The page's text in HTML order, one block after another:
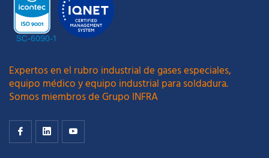
Expertos en el rubro industrial de gases especiales,
equipo médico y equipo industrial para soldadura.
Somos miembros de Grupo INFRA